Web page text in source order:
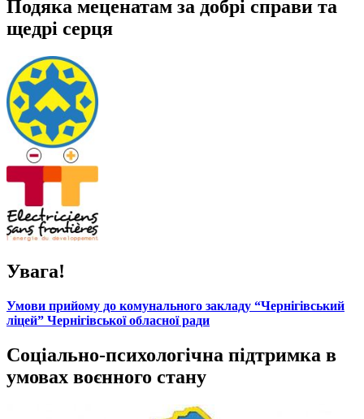
Подяка меценатам за добрі справи та
щедрі серця
Увага!
Умови прийому до комунального закладу “Чернігівський
ліцей” Чернігівської обласної ради
Соціально-психологічна підтримка в
умовах воєнного стану